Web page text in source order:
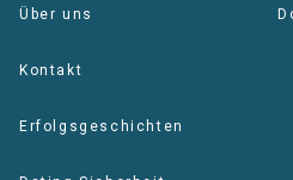
Über uns
Kontakt
Erfolgsgeschichten